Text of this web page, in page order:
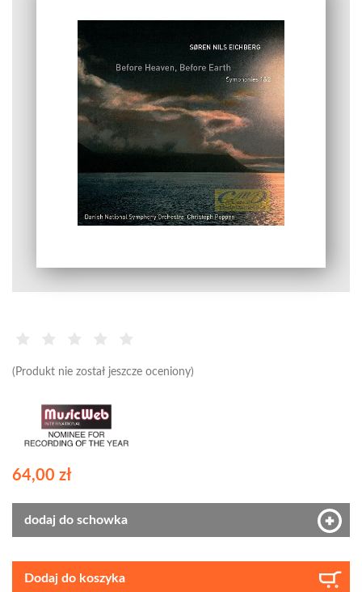
(Produkt nie został jeszcze oceniony)
64,00 zł
dodaj do schowka
Dodaj do koszyka